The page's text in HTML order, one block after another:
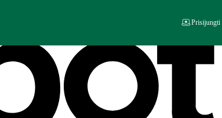
Prisijungti